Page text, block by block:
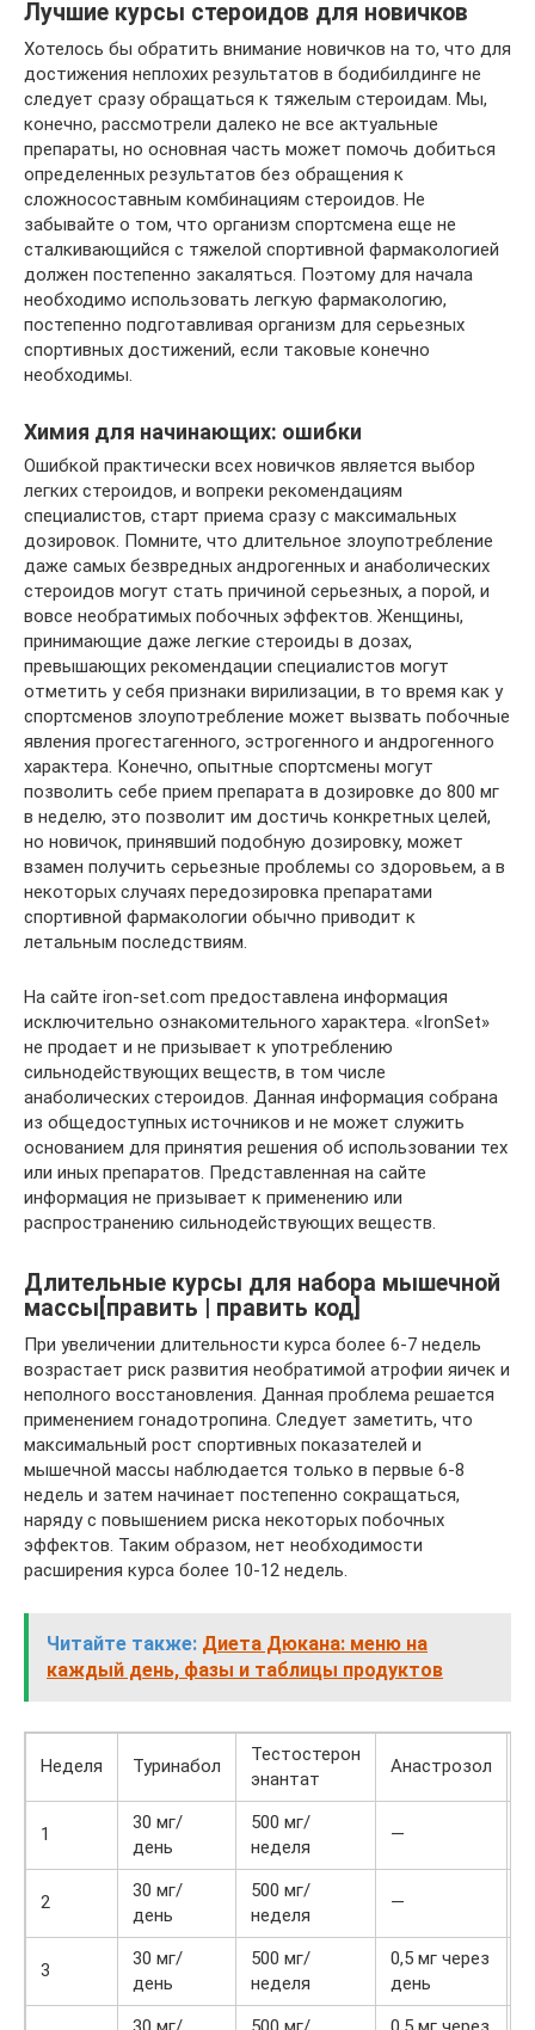
Лучшие курсы стероидов для новичков
Хотелось бы обратить внимание новичков на то, что для
достижения неплохих результатов в бодибилдинге не
следует сразу обращаться к тяжелым стероидам. Мы,
конечно, рассмотрели далеко не все актуальные
препараты, но основная часть может помочь добиться
определенных результатов без обращения к
сложносоставным комбинациям стероидов. Не
забывайте о том, что организм спортсмена еще не
сталкивающийся с тяжелой спортивной фармакологией
должен постепенно закаляться. Поэтому для начала
необходимо использовать легкую фармакологию,
постепенно подготавливая организм для серьезных
спортивных достижений, если таковые конечно
необходимы.
Химия для начинающих: ошибки
Ошибкой практически всех новичков является выбор
легких стероидов, и вопреки рекомендациям
специалистов, старт приема сразу с максимальных
дозировок. Помните, что длительное злоупотребление
даже самых безвредных андрогенных и анаболических
стероидов могут стать причиной серьезных, а порой, и
вовсе необратимых побочных эффектов. Женщины,
принимающие даже легкие стероиды в дозах,
превышающих рекомендации специалистов могут
отметить у себя признаки вирилизации, в то время как у
спортсменов злоупотребление может вызвать побочные
явления прогестагенного, эстрогенного и андрогенного
характера. Конечно, опытные спортсмены могут
позволить себе прием препарата в дозировке до 800 мг
в неделю, это позволит им достичь конкретных целей,
но новичок, принявший подобную дозировку, может
взамен получить серьезные проблемы со здоровьем, а в
некоторых случаях передозировка препаратами
спортивной фармакологии обычно приводит к
летальным последствиям.
На сайте iron-set.com предоставлена информация
исключительно ознакомительного характера. «IronSet»
не продает и не призывает к употреблению
сильнодействующих веществ, в том числе
анаболических стероидов. Данная информация собрана
из общедоступных источников и не может служить
основанием для принятия решения об использовании тех
или иных препаратов. Представленная на сайте
информация не призывает к применению или
распространению сильнодействующих веществ.
Длительные курсы для набора мышечной
массы[править | править код]
При увеличении длительности курса более 6-7 недель
возрастает риск развития необратимой атрофии яичек и
неполного восстановления. Данная проблема решается
применением гонадотропина. Следует заметить, что
максимальный рост спортивных показателей и
мышечной массы наблюдается только в первые 6-8
недель и затем начинает постепенно сокращаться,
наряду с повышением риска некоторых побочных
эффектов. Таким образом, нет необходимости
расширения курса более 10-12 недель.
Читайте также: Диета Дюкана: меню на
каждый день, фазы и таблицы продуктов
Неделя Туринабол
Тестостерон
энантат
Анастрозол
1
30 мг/
день
500 мг/
неделя
—
2
30 мг/
день
500 мг/
неделя
—
3
30 мг/
день
500 мг/
неделя
0,5 мг через
день